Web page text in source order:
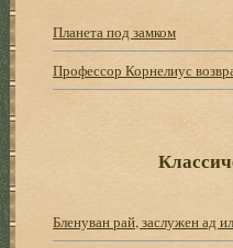
Планета под замком
Профессор Корнелиус
Бленуван рай, заслужен ад